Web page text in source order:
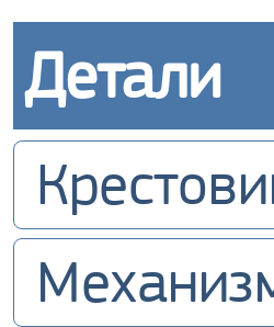
Детали